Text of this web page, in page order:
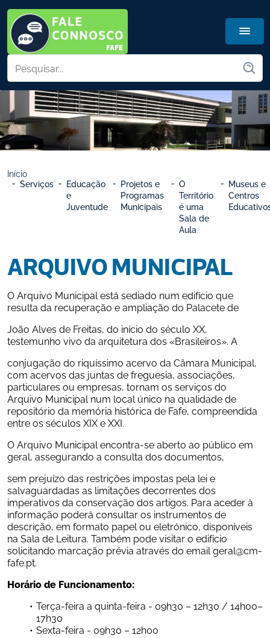
Início
Serviços
Educação
e
Juventude
Projetos e
Programas
Municipais
O
Território
é uma
Sala de
Aula
Museus e
Centros
ARQUIVO MUNICIPAL
O Arquivo Municipal está sediado num edifício que
resulta da recuperação e ampliação do Palacete de
João Alves de Freitas, do início do século XX,
testemunho vivo da arquitetura dos «Brasileiros». A
conjugação do riquíssimo acervo da Câmara Municipal,
com acervos das juntas de freguesia, associações,
particulares ou empresas, tornam os serviços do
Arquivo Municipal num local único na qualidade de
repositório da memória histórica de Fafe, compreendida
entre os séculos XIX e XXI.
O Arquivo Municipal encontra-se aberto ao público em
geral, assegurando a consulta dos documentos,
sem prejuízo das restrições impostas pela lei e
salvaguardadas as limitações decorrentes dos
imperativos da conservação dos artigos. Para aceder à
informação poderá consultar os instrumentos de
descrição, em formato papel ou eletrónico, disponíveis
na Sala de Leitura. Também pode visitar o edifício
solicitando marcação prévia através do email geral@cm-
fafe.pt.
Horário de Funcionamento:
Terça-feira a quinta-feira - 09h30 – 12h30 / 14h00–
17h30
Sexta-feira - 09h30 – 12h00